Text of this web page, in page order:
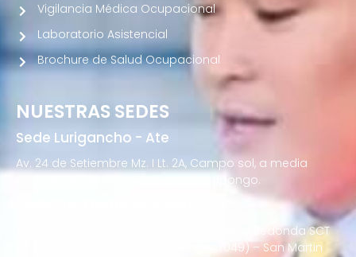
NUESTRAS SEDES
Sede Lurigancho - Ate
Av. 24 de Setiembre Mz. I Lt. 2A, Campo sol, a media
cuadra del Paradero Cabana, Carapongo.
Av. Francisco Bolognesi Nro. 101 Urb. Mesa Redonda SCT
02 (Esquina con Av. Gerardo Unger 7049) – San Martin
Vigilancia Médica Ocupacional
Laboratorio Asistencial
Brochure de Salud Ocupacional